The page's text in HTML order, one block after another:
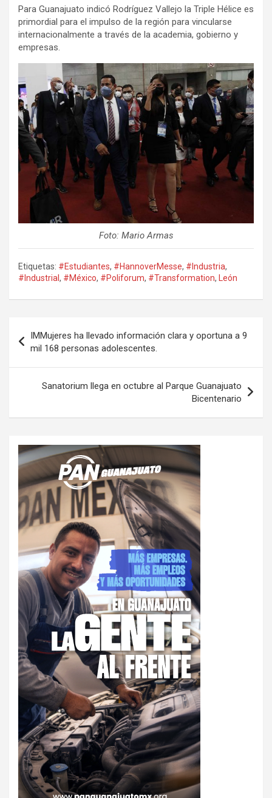
Para Guanajuato indicó Rodríguez Vallejo la Triple Hélice es
primordial para el impulso de la región para vincularse
internacionalmente a través de la academia, gobierno y
empresas.
Foto: Mario Armas
Etiquetas: #Estudiantes, #HannoverMesse, #Industria,
#Industrial, #México, #Poliforum, #Transformation, León
de
entradas
IMMujeres ha llevado información clara y oportuna a 9
mil 168 personas adolescentes.
Sanatorium llega en octubre al Parque Guanajuato
Bicentenario